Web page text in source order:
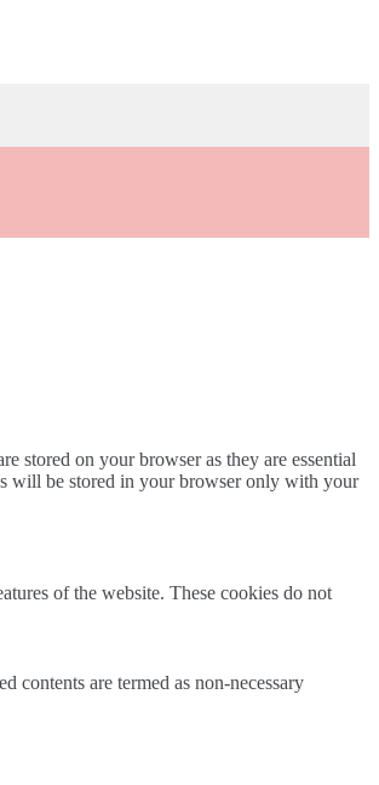
stored on your browser as they are essential
will be stored in your browser only with your
of the website. These cookies do not
contents are termed as non-necessary